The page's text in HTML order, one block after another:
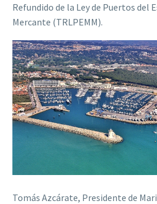
Refundido de la Ley de Puertos del
Mercante (TRLPEMM).
Tomás Azcárate, Presidente de